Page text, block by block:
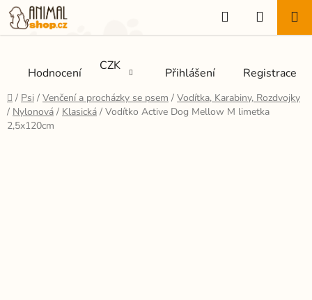
Přejít
na
obsah
Hodnocení CZK Přihlášení Registrace
Hledat
KOŠÍK
Domů
/ Psi / Venčení a procházky se psem / Vodítka, Karabiny, Rozdvojky
/ Nylonová / Klasická / Vodítko Active Dog Mellow M limetka
2,5x120cm